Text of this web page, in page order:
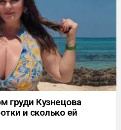
груди Кузнецова
и сколько ей